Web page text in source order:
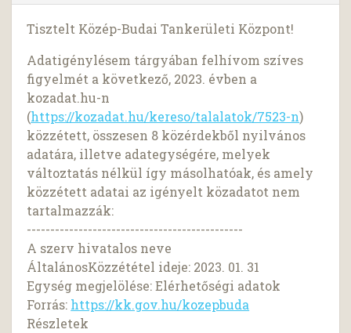
Tisztelt Közép-Budai Tankerületi Központ!
Adatigénylésem tárgyában felhívom szíves
figyelmét a következő, 2023. évben a
kozadat.hu-n
(https://kozadat.hu/kereso/talalatok/7523-n)
közzétett, összesen 8 közérdekből nyilvános
adatára, illetve adategységére, melyek
változtatás nélkül így másolhatóak, és amely
közzétett adatai az igényelt közadatot nem
tartalmazzák:
----------------------------------------------
A szerv hivatalos neve
ÁltalánosKözzététel ideje: 2023. 01. 31
Egység megjelölése: Elérhetőségi adatok
Forrás: https://kk.gov.hu/kozepbuda
Részletek